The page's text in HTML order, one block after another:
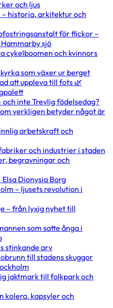
och ljus
historia, arkitektur och
för flickor –
sjö
cykelboomen och kvinnors
som växer ur berget
att uppleva till fots 🌿
och inte Trevlig födelsedag?
verkligen betyder något är
arbetskraft och
och industrier i staden
begravningar och
Dionysia Borg
– ljusets revolution i
– från lyxig nyhet till
som satte ånga i
stinkande arv
till stadens skuggor
jaktmark till folkpark och
kolera, kapsyler och